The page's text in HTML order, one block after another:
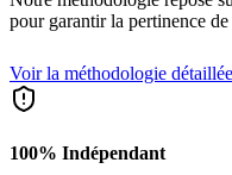
pour garantir la pertinence
Voir la méthodologie détaillée
100% Indépendant